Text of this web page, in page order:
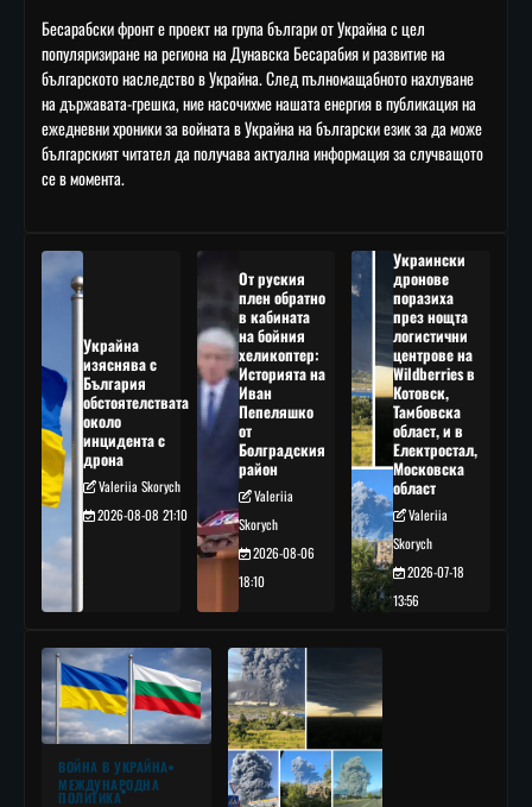
Бесарабски фронт е проект на група българи от Украйна с цел
популяризиране на региона на Дунавска Бесарабия и развитие на
българското наследство в Украйна. След пълномащабното нахлуване
на държавата-грешка, ние насочихме нашата енергия в публикация на
ежедневни хроники за войната в Украйна на български език за да може
българският читател да получава актуална информация за случващото
се в момента.
Украйна
изяснява с
България
обстоятелствата
около
инцидента с
дрона
Valeriia Skorych
2026-08-08 21:10
От руския
плен обратно
в кабината
на бойния
хеликоптер:
Историята на
Иван
Пепеляшко
от
Болградския
район
Valeriia
Skorych
2026-08-06
18:10
Украински
дронове
поразиха
през нощта
логистични
центрове на
Wildberries в
Котовск,
Тамбовска
област, и в
Електростал,
Московска
област
Valeriia
Skorych
2026-07-18
13:56
ВОЙНА В УКРАЙНА
МЕЖДУНАРОДНА
ПОЛИТИКА